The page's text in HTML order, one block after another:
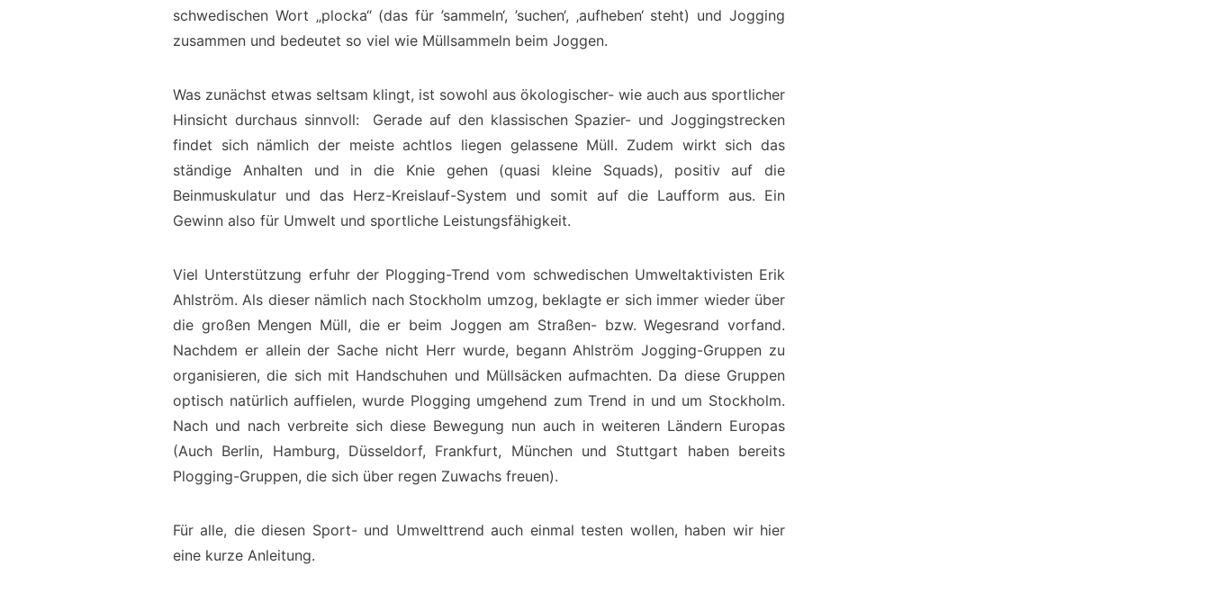
schwedischen Wort „plocka“ (das für ’sammeln‘, ’suchen‘, ‚aufheben‘ steht) und Jogging
zusammen und bedeutet so viel wie Müllsammeln beim Joggen.
Was zunächst etwas seltsam klingt, ist sowohl aus ökologischer- wie auch aus sportlicher
Hinsicht durchaus sinnvoll: Gerade auf den klassischen Spazier- und Joggingstrecken
findet sich nämlich der meiste achtlos liegen gelassene Müll. Zudem wirkt sich das
ständige Anhalten und in die Knie gehen (quasi kleine Squads), positiv auf die
Beinmuskulatur und das Herz-Kreislauf-System und somit auf die Laufform aus. Ein
Gewinn also für Umwelt und sportliche Leistungsfähigkeit.
Viel Unterstützung erfuhr der Plogging-Trend vom schwedischen Umweltaktivisten Erik
Ahlström. Als dieser nämlich nach Stockholm umzog, beklagte er sich immer wieder über
die großen Mengen Müll, die er beim Joggen am Straßen- bzw. Wegesrand vorfand.
Nachdem er allein der Sache nicht Herr wurde, begann Ahlström Jogging-Gruppen zu
organisieren, die sich mit Handschuhen und Müllsäcken aufmachten. Da diese Gruppen
optisch natürlich auffielen, wurde Plogging umgehend zum Trend in und um Stockholm.
Nach und nach verbreite sich diese Bewegung nun auch in weiteren Ländern Europas
(Auch Berlin, Hamburg, Düsseldorf, Frankfurt, München und Stuttgart haben bereits
Plogging-Gruppen, die sich über regen Zuwachs freuen).
Für alle, die diesen Sport- und Umwelttrend auch einmal testen wollen, haben wir hier
eine kurze Anleitung.